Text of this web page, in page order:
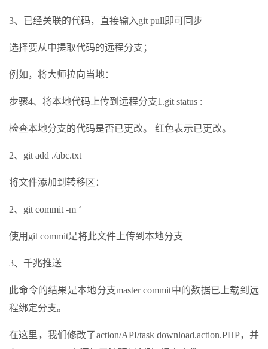
3、已经关联的代码，直接输入git pull即可同步
选择要从中提取代码的远程分支；
例如，将大师拉向当地：
步骤4、将本地代码上传到远程分支1.git status :
检查本地分支的代码是否已更改。 红色表示已更改。
2、git add ./abc.txt
将文件添加到转移区：
2、git commit -m ‘
使用git commit是将此文件上传到本地分支
3、千兆推送
此命令的结果是本地分支master commit中的数据已上载到远
程绑定分支。
在这里，我们修改了action/API/task download.action.PHP，并